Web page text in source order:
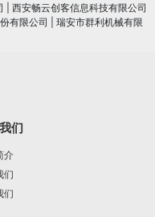
西安畅云创客信息科技有限公司
有限公司
瑞安市群利机械有限
们
介
们
们